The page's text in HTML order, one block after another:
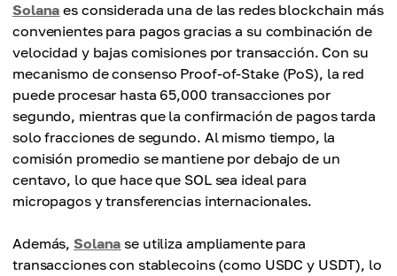
Solana es considerada una de las redes blockchain más
convenientes para pagos gracias a su combinación de
velocidad y bajas comisiones por transacción. Con su
mecanismo de consenso Proof-of-Stake (PoS), la red
puede procesar hasta 65,000 transacciones por
segundo, mientras que la confirmación de pagos tarda
solo fracciones de segundo. Al mismo tiempo, la
comisión promedio se mantiene por debajo de un
centavo, lo que hace que SOL sea ideal para
micropagos y transferencias internacionales.
Además,Solana se utiliza ampliamente para
transacciones con stablecoins (como USDC y USDT), lo